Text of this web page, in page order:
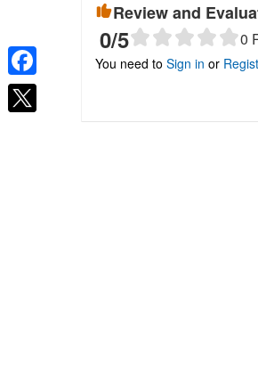
Review and
0/5 0
You need to Sign in or
Facebook